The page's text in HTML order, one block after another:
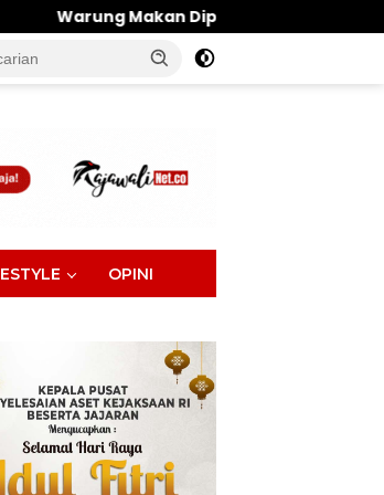
Khatulistiwa Hangus Terbakar,
OPINI